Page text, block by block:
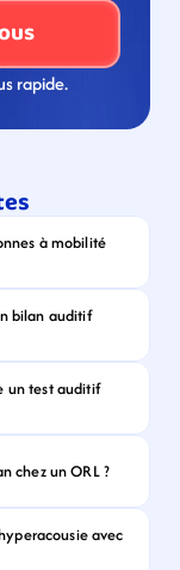
rapide.
à mobilité
bilan auditif
un test auditif
chez un ORL ?
avec